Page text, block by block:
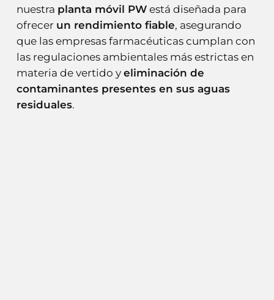
nuestra planta móvil PWestá diseñada para
ofrecer un rendimiento fiable, asegurando
que las empresas farmacéuticas cumplan con
las regulaciones ambientales más estrictas en
materia de vertido y eliminación de
contaminantes presentes en sus aguas
residuales.